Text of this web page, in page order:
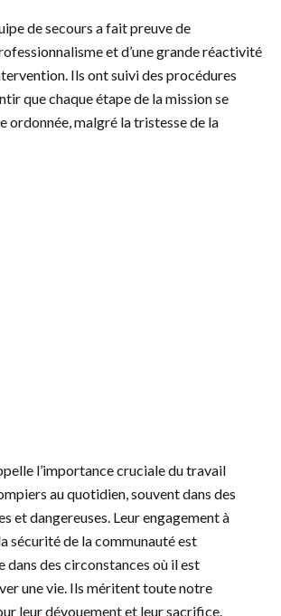
de secours a fait preuve de
et d’une grande réactivité
Ils ont suivi des procédures
que chaque étape de la mission se
ordonnée, malgré la tristesse de la
l’importance cruciale du travail
au quotidien, souvent dans des
et dangereuses. Leur engagement à
sécurité de la communauté est
dans des circonstances où il est
une vie. Ils méritent toute notre
leur dévouement et leur sacrifice.